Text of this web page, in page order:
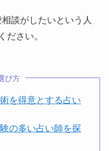
談がしたいという人
ださい。
び方
を得意とする占い
の多い占い師を探